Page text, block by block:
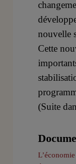
nouvelle
Cette
(Suite